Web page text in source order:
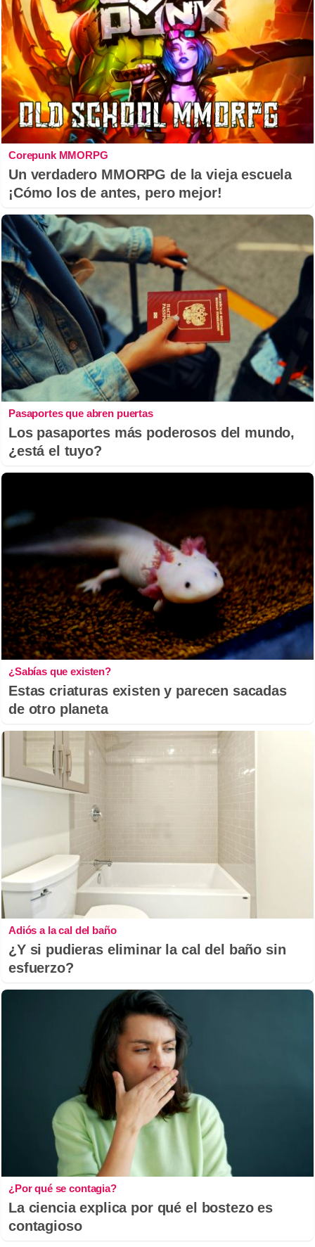
Corepunk MMORPG
Un verdadero MMORPG de la vieja escuela
¡Cómo los de antes, pero mejor!
Pasaportes que abren puertas
Los pasaportes más poderosos del mundo,
¿está el tuyo?
¿Sabías que existen?
Estas criaturas existen y parecen sacadas
de otro planeta
Adiós a la cal del baño
¿Y si pudieras eliminar la cal del baño sin
esfuerzo?
¿Por qué se contagia?
La ciencia explica por qué el bostezo es
contagioso